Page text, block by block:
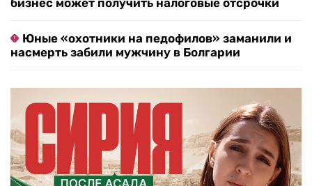
бизнес может получить налоговые отсрочки
Юные «охотники на педофилов» заманили и
насмерть забили мужчину в Болгарии